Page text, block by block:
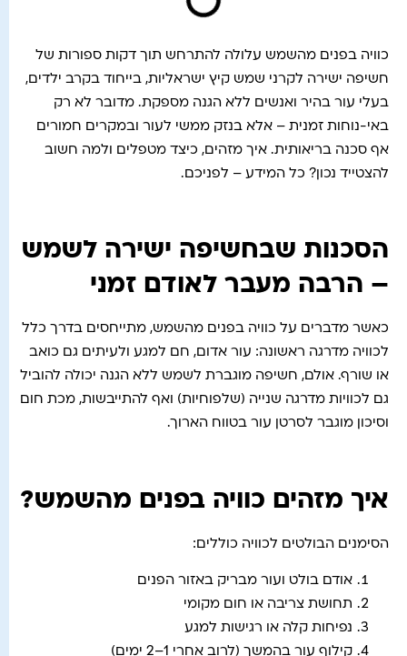
כוויה בפנים מהשמש עלולה להתרחש תוך דקות ספורות של
חשיפה ישירה לקרני שמש קיץ ישראליות, בייחוד בקרב ילדים,
בעלי עור בהיר ואנשים ללא הגנה מספקת. מדובר לא רק
באי-נוחות זמנית – אלא בנזק ממשי לעור ובמקרים חמורים
אף סכנה בריאותית. איך מזהים, כיצד מטפלים ולמה חשוב
להצטייד נכון? כל המידע – לפניכם.
הסכנות שבחשיפה ישירה לשמש
– הרבה מעבר לאודם זמני
כאשר מדברים על כוויה בפנים מהשמש, מתייחסים בדרך כלל
לכוויה מדרגה ראשונה: עור אדום, חם למגע ולעיתים גם כואב
או שורף. אולם, חשיפה מוגברת לשמש ללא הגנה יכולה להוביל
גם לכוויות מדרגה שנייה (שלפוחיות) ואף להתייבשות, מכת חום
וסיכון מוגבר לסרטן עור בטווח הארוך.
איך מזהים כוויה בפנים מהשמש?
הסימנים הבולטים לכוויה כוללים:
אודם בולט ועור מבריק באזור הפנים
תחושת צריבה או חום מקומי
נפיחות קלה או רגישות למגע
קילוף עור בהמשך (לרוב אחרי 1–2 ימים)